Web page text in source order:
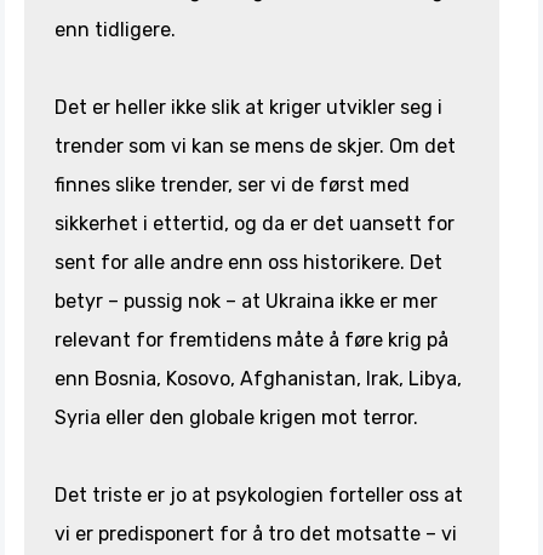
enn tidligere.
Det er heller ikke slik at kriger utvikler seg i
trender som vi kan se mens de skjer. Om det
finnes slike trender, ser vi de først med
sikkerhet i ettertid, og da er det uansett for
sent for alle andre enn oss historikere. Det
betyr – pussig nok – at Ukraina ikke er mer
relevant for fremtidens måte å føre krig på
enn Bosnia, Kosovo, Afghanistan, Irak, Libya,
Syria eller den globale krigen mot terror.
Det triste er jo at psykologien forteller oss at
vi er predisponert for å tro det motsatte – vi